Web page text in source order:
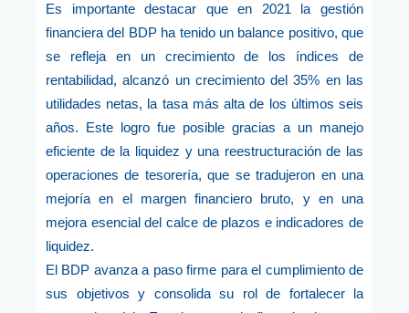
Es importante destacar que en 2021 la gestión
financiera del BDP ha tenido un balance positivo, que
se refleja en un crecimiento de los índices de
rentabilidad, alcanzó un crecimiento del 35% en las
utilidades netas, la tasa más alta de los últimos seis
años. Este logro fue posible gracias a un manejo
eficiente de la liquidez y una reestructuración de las
operaciones de tesorería, que se tradujeron en una
mejoría en el margen financiero bruto, y en una
mejora esencial del calce de plazos e indicadores de
liquidez.
El BDP avanza a paso firme para el cumplimiento de
sus objetivos y consolida su rol de fortalecer la